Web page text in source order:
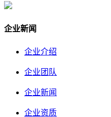
企业新闻
企业介绍
企业团队
企业新闻
企业资质